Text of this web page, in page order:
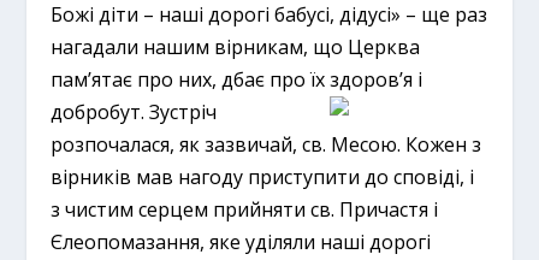
Божі діти – наші дорогі бабусі, дідусі» – ще раз
нагадали нашим вірникам, що Церква
пам’ятає про них, дбає про їх здоров’я і
добробут.Зустріч
розпочалася, як зазвичай, св. Месою. Кожен з
вірників мав нагоду приступити до сповіді, і
з чистим серцем прийняти св. Причастя і
Єлеопомазання, яке уділяли наші дорогі